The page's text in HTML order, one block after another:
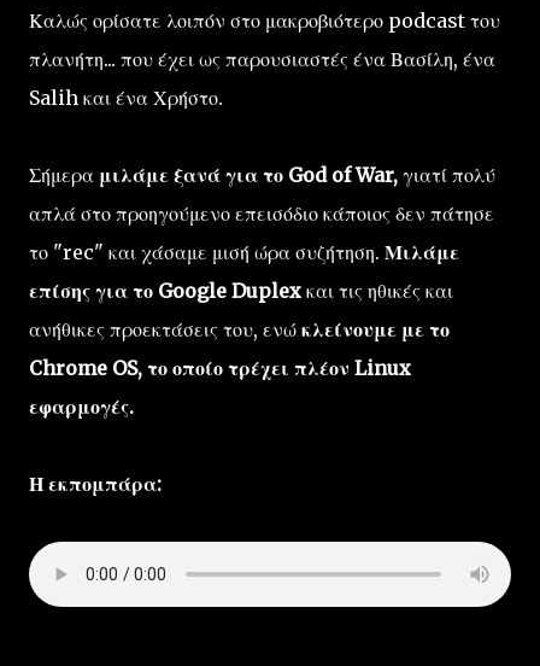
Καλώς ορίσατε λοιπόν στο μακροβιότερο podcast του
πλανήτη... που έχει ως παρουσιαστές ένα Βασίλη, ένα
Salih και ένα Χρήστο.
Σήμερα μιλάμε ξανά για το God of War, γιατί πολύ
απλά στο προηγούμενο επεισόδιο κάποιος δεν πάτησε
το "rec" και χάσαμε μισή ώρα συζήτηση. Μιλάμε
επίσης για το Google Duplex και τις ηθικές και
ανήθικες προεκτάσεις του, ενώ κλείνουμε με το
Chrome OS, το οποίο τρέχει πλέον Linux
εφαρμογές.
Η εκπομπάρα: